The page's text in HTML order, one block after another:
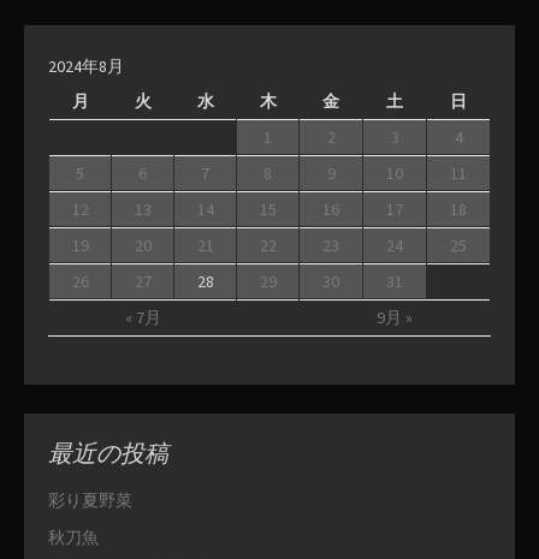
2024年8月
月
火 水 木 金 土 日
« 7月 9月 »
1 2 3
4
5
6 7 8 9 10
11
12
13 14 15 16 17
18
19
20 21 22 23 24
25
26
27 28 29 30 31
最近の投稿
彩り夏野菜
秋刀魚